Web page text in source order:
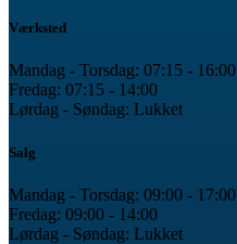
Værksted
Mandag - Torsdag: 07:15 - 16:00
Fredag: 07:15 - 14:00
Lørdag - Søndag: Lukket
Salg
Mandag - Torsdag: 09:00 - 17:00
Fredag: 09:00 - 14:00
Lørdag - Søndag: Lukket